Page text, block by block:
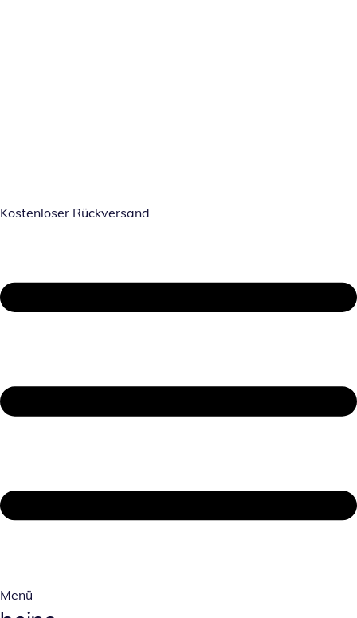
Kostenloser Rückversand
Menü